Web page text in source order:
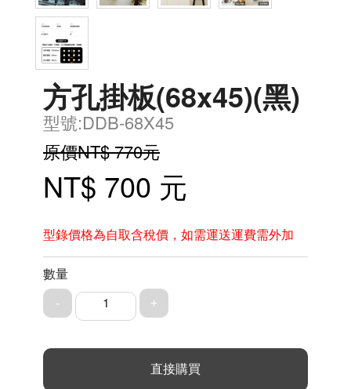
方孔掛板(68x45)(黑)
型號:DDB-68X45
原價NT$ 770元
NT$ 700 元
型錄價格為自取含稅價，如需運送運費需外加
數量
1